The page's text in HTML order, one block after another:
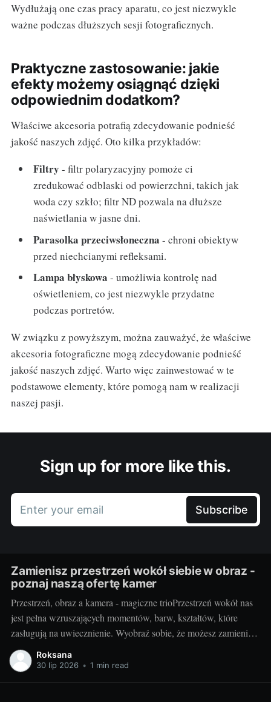
Wydłużają one czas pracy aparatu, co jest niezwykle
ważne podczas dłuższych sesji fotograficznych.
Praktyczne zastosowanie: jakie
efekty możemy osiągnąć dzięki
odpowiednim dodatkom?
Właściwe akcesoria potrafią zdecydowanie podnieść
jakość naszych zdjęć. Oto kilka przykładów:
Filtry - filtr polaryzacyjny pomoże ci
zredukować odblaski od powierzchni, takich jak
woda czy szkło; filtr ND pozwala na dłuższe
naświetlania w jasne dni.
Parasolka przeciwsłoneczna - chroni obiektyw
przed niechcianymi refleksami.
Lampa błyskowa - umożliwia kontrolę nad
oświetleniem, co jest niezwykle przydatne
podczas portretów.
W związku z powyższym, można zauważyć, że właściwe
akcesoria fotograficzne mogą zdecydowanie podnieść
jakość naszych zdjęć. Warto więc zainwestować w te
podstawowe elementy, które pomogą nam w realizacji
naszej pasji.
Sign up for more like this.
Enter your email Subscribe
Zamienisz przestrzeń wokół siebie w obraz -
poznaj naszą ofertę kamer
Przestrzeń, obraz a kamera - magiczne trioPrzestrzeń wokół nas
jest pełna wzruszających momentów, barw, kształtów, które
zasługują na uwiecznienie. Wyobraź sobie, że możesz zamienić
otaczający cię świat w jednym migawki w piękny,
niepowtarzalny obraz. Taką możliwość daje ci kamera.
Roksana
30 lip 2026 • 1 min read